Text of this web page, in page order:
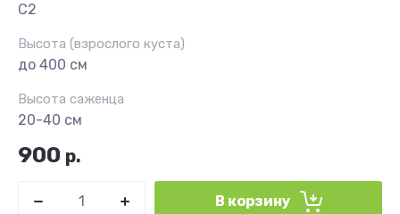
С2
Высота (взрослого куста)
до 400 см
Высота саженца
20-40 см
900 р.
В корзину